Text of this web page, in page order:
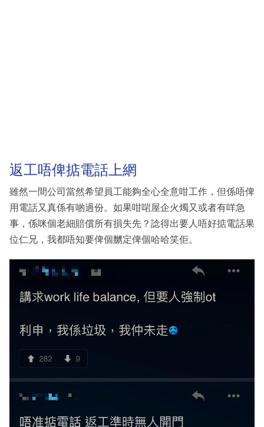
返工唔俾掂電話上網
雖然一間公司當然希望員工能夠全心全意咁工作，但係唔俾
用電話又真係有啲過份。如果咁啱屋企火燭又或者有咩急
事，係咪個老細賠償所有損失先？諗得出要人唔好掂電話果
位仁兄，我都唔知要俾個嬲定俾個哈哈笑佢。